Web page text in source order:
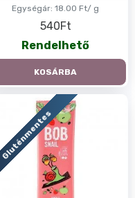
Egységár: 18.00 Ft/ g
540Ft
Rendelhető
KOSÁRBA
Gluténmentes